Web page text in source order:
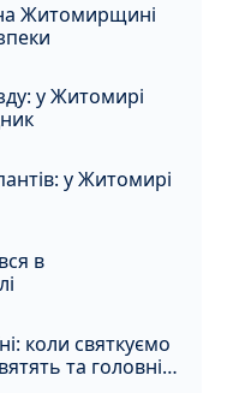
на Житомирщині
у Житомирі
у Житомирі
в
коли святкуємо
та головні